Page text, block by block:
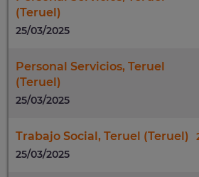
(Teruel)
25/03/2025
Personal Servicios, Teruel
(Teruel)
25/03/2025
Trabajo Social, Teruel (Teruel)
25/03/2025